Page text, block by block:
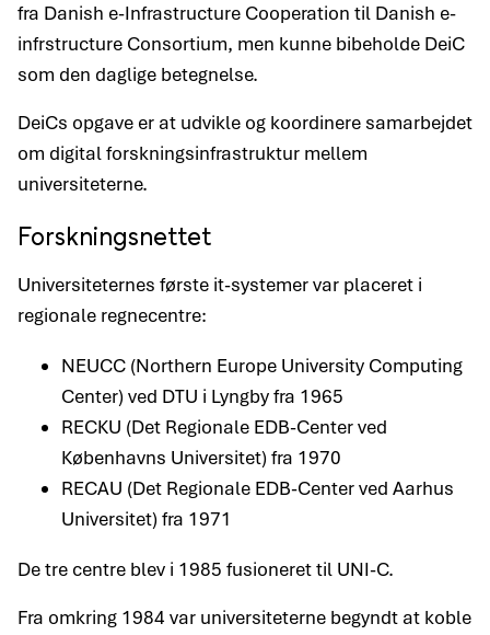
fra Danish e-Infrastructure Cooperation til Danish e-
infrstructure Consortium, men kunne bibeholde DeiC
som den daglige betegnelse.
DeiCs opgave er at udvikle og koordinere samarbejdet
om digital forskningsinfrastruktur mellem
universiteterne.
Forskningsnettet
Universiteternes første it-systemer var placeret i
regionale regnecentre:
NEUCC (Northern Europe University Computing
Center) ved DTU i Lyngby fra 1965
RECKU (Det Regionale EDB-Center ved
Københavns Universitet) fra 1970
RECAU (Det Regionale EDB-Center ved Aarhus
Universitet) fra 1971
De tre centre blev i 1985 fusioneret til UNI-C.
Fra omkring 1984 var universiteterne begyndt at koble